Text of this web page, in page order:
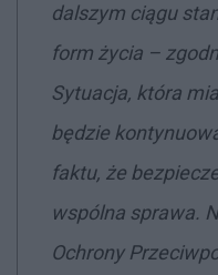
dalszym ciągu
form życia –
Sytuacja, która
będzie
faktu, że
wspólna sprawa.
Ochrony